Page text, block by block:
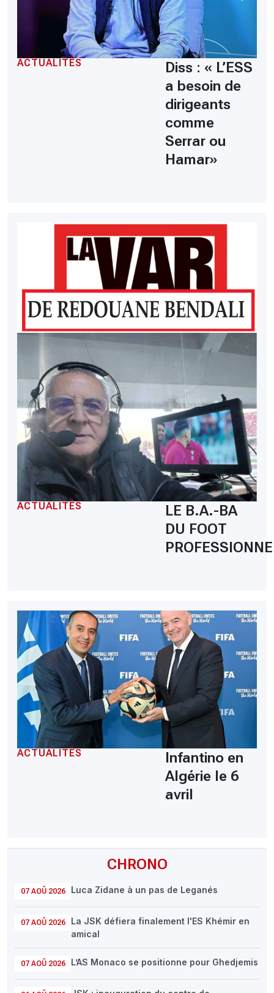
CHRONO
07 AOÛ 2026 Luca Zidane à un pas de Leganés
07 AOÛ 2026
La JSK défiera finalement l'ES Khémir en
amical
07 AOÛ 2026 L’AS Monaco se positionne pour Ghedjemis
ACTUALITÉS
Diss : « L’ESS
a besoin de
dirigeants
comme
Serrar ou
Hamar»
ACTUALITÉS
LE B.A.-BA
DU FOOT
ACTUALITÉS
Infantino en
Algérie le 6
avril